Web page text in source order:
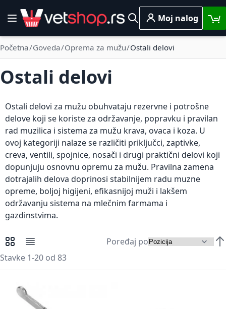
Skip to Content
Toggle Nav
Pretraga
Moj nalog
Početna Goveda Oprema za mužu Ostali delovi
Ostali delovi
Ostali delovi za mužu obuhvataju rezervne i potrošne
delove koji se koriste za održavanje, popravku i pravilan
rad muzilica i sistema za mužu krava, ovaca i koza. U
ovoj kategoriji nalaze se različiti priključci, zaptivke,
creva, ventili, spojnice, nosači i drugi praktični delovi koji
dopunjuju osnovnu opremu za mužu. Pravilna zamena
dotrajalih delova doprinosi stabilnijem radu muzne
opreme, boljoj higijeni, efikasnijoj muži i lakšem
održavanju sistema na mlečnim farmama i
gazdinstvima.
Pregledi kao
Mreža Lista
Stavke 1-20 od 83
Poređaj po